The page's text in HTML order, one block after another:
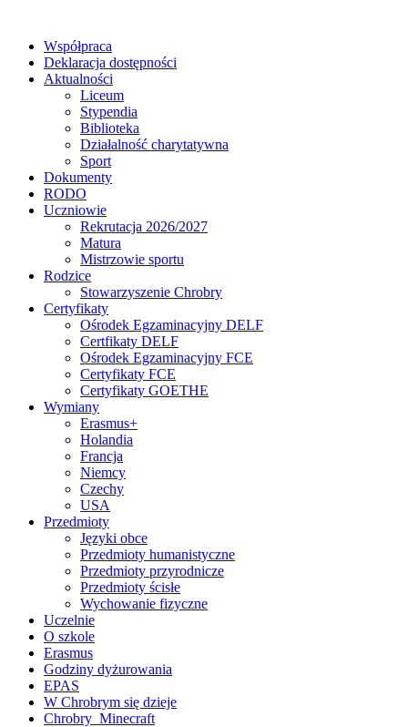
Współpraca
Deklaracja dostępności
Aktualności
Liceum
Stypendia
Biblioteka
Działalność charytatywna
Sport
Dokumenty
RODO
Uczniowie
Rekrutacja 2026/2027
Matura
Mistrzowie sportu
Rodzice
Stowarzyszenie Chrobry
Certyfikaty
Ośrodek Egzaminacyjny DELF
Certfikaty DELF
Ośrodek Egzaminacyjny FCE
Certyfikaty FCE
Certyfikaty GOETHE
Wymiany
Erasmus+
Holandia
Francja
Niemcy
Czechy
USA
Przedmioty
Języki obce
Przedmioty humanistyczne
Przedmioty przyrodnicze
Przedmioty ścisłe
Wychowanie fizyczne
Uczelnie
O szkole
Erasmus
Godziny dyżurowania
EPAS
W Chrobrym się dzieje
Chrobry_Minecraft